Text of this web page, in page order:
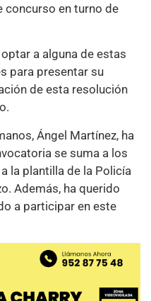
concurso en turno de
a alguna de estas
para presentar su
de esta resolución
Ángel Martínez, ha
se suma a los
la plantilla de la Policía
Además, ha querido
a participar en este